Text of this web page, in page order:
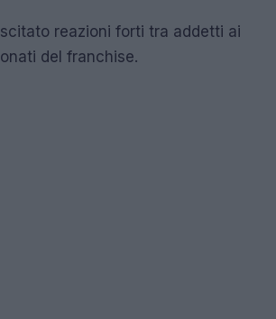
reazioni forti tra addetti ai
del franchise.